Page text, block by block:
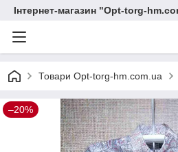
Інтернет-магазин "Opt-torg-
Товари Opt-torg-hm.com.ua
–20%